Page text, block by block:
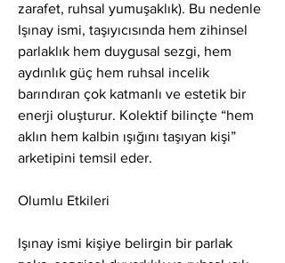
zarafet, ruhsal yumuşaklık). Bu nedenle
Işınay ismi, taşıyıcısında hem zihinsel
parlaklık hem duygusal sezgi, hem
aydınlık güç hem ruhsal incelik
barındıran çok katmanlı ve estetik bir
enerji oluşturur. Kolektif bilinçte “hem
aklın hem kalbin ışığını taşıyan kişi”
arketipini temsil eder.
Olumlu Etkileri
Işınay ismi kişiye belirgin bir parlak